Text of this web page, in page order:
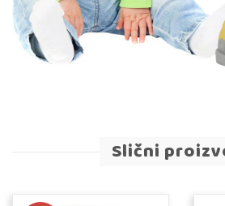
Slični